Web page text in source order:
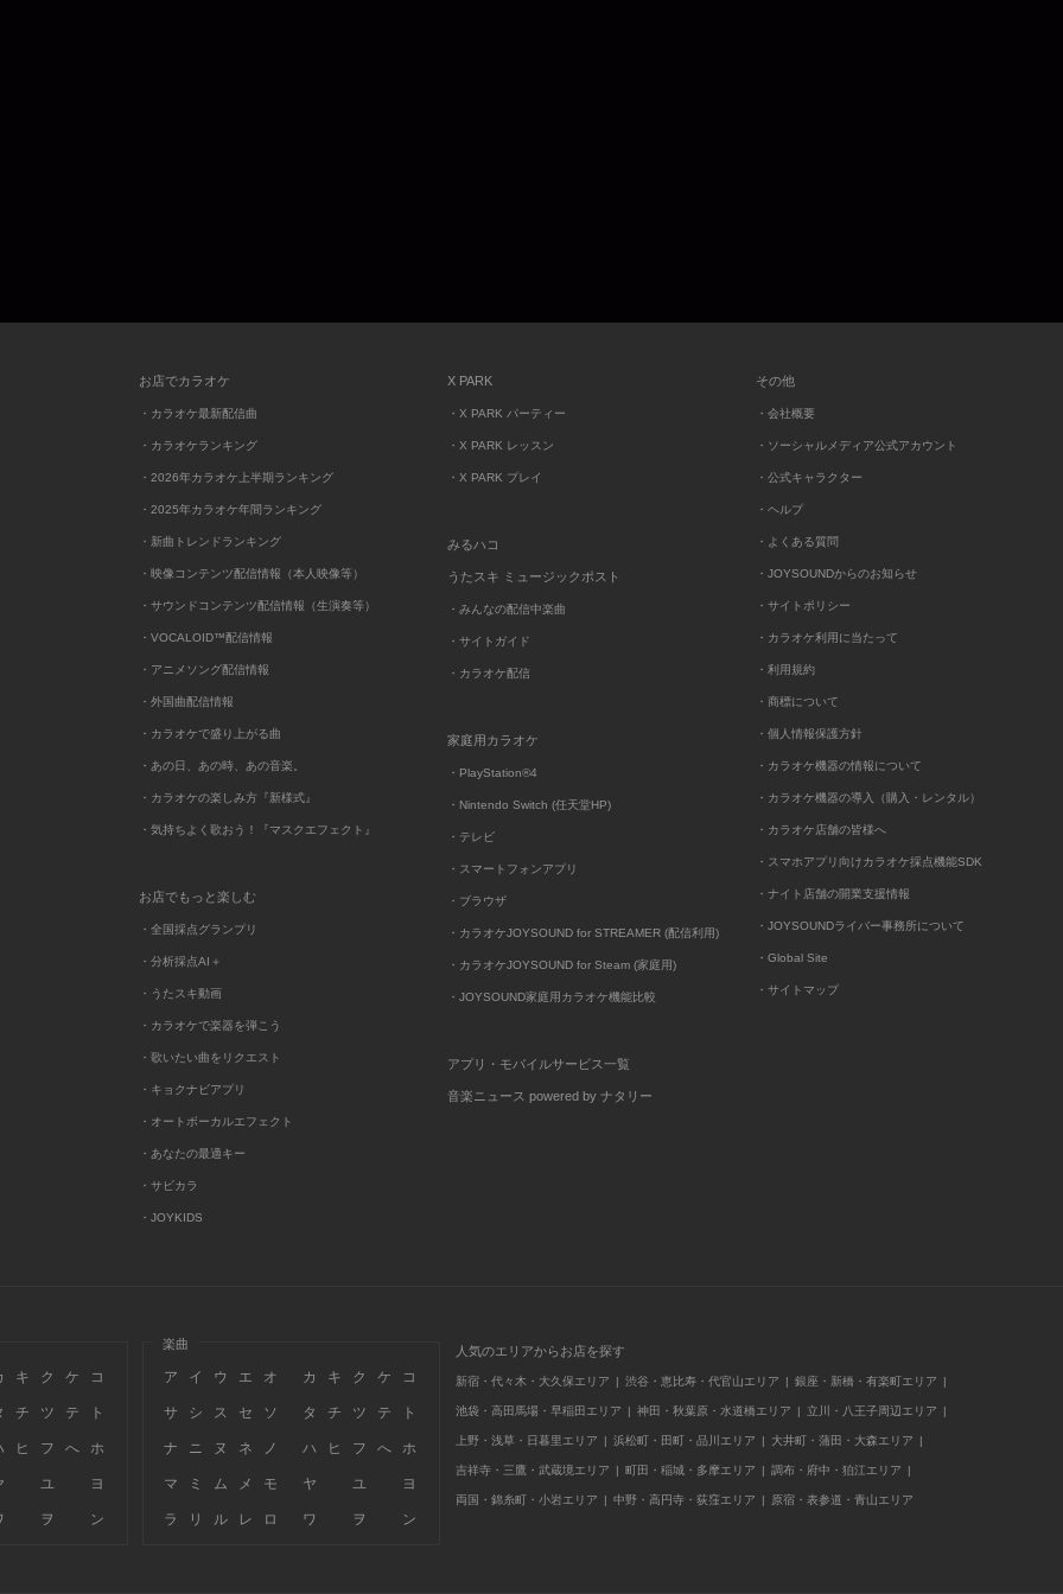
お店でカラオケ
・カラオケ最新配信曲
・カラオケランキング
・2026年カラオケ上半期ランキング
・2025年カラオケ年間ランキング
・新曲トレンドランキング
・映像コンテンツ配信情報（本人映像等）
・サウンドコンテンツ配信情報（生演奏等）
・VOCALOID™配信情報
・アニメソング配信情報
・外国曲配信情報
・カラオケで盛り上がる曲
・あの日、あの時、あの音楽。
・カラオケの楽しみ方『新様式』
・気持ちよく歌おう！『マスクエフェクト』
お店でもっと楽しむ
・全国採点グランプリ
・分析採点AI＋
・うたスキ動画
・カラオケで楽器を弾こう
・歌いたい曲をリクエスト
・キョクナビアプリ
・オートボーカルエフェクト
・あなたの最適キー
・サビカラ
・JOYKIDS
X PARK
・X PARK パーティー
・X PARK レッスン
・X PARK プレイ
みるハコ
うたスキ ミュージックポスト
・みんなの配信中楽曲
・サイトガイド
・カラオケ配信
家庭用カラオケ
・PlayStation®4
・Nintendo Switch (任天堂HP)
・テレビ
・スマートフォンアプリ
・ブラウザ
・カラオケJOYSOUND for STREAMER (配信利用)
・カラオケJOYSOUND for Steam (家庭用)
・JOYSOUND家庭用カラオケ機能比較
アプリ・モバイルサービス一覧
音楽ニュース powered by ナタリー
その他
・会社概要
・ソーシャルメディア公式アカウント
・公式キャラクター
・ヘルプ
・よくある質問
・JOYSOUNDからのお知らせ
・サイトポリシー
・カラオケ利用に当たって
・利用規約
・商標について
・個人情報保護方針
・カラオケ機器の情報について
・カラオケ機器の導入（購入・レンタル）
・カラオケ店舗の皆様へ
・スマホアプリ向けカラオケ採点機能SDK
・ナイト店舗の開業支援情報
・JOYSOUNDライバー事務所について
・Global Site
・サイトマップ
キ ク ケ コ
チ ツ テ ト
ヒ フ へ ホ
ユ ヨ
ヲ ン
楽曲
ア イ ウ エ オ カ キ ク ケ コ
サ シ ス セ ソ タ チ ツ テ ト
ナ ニ ヌ ネ ノ ハ ヒ フ へ ホ
マ ミ ム メ モ ヤ ユ ヨ
ラ リ ル レ ロ ワ ヲ ン
人気のエリアからお店を探す
新宿・代々木・大久保エリア 渋谷・恵比寿・代官山エリア 銀座・新橋・有楽町エリア
池袋・高田馬場・早稲田エリア 神田・秋葉原・水道橋エリア 立川・八王子周辺エリア
上野・浅草・日暮里エリア 浜松町・田町・品川エリア 大井町・蒲田・大森エリア
吉祥寺・三鷹・武蔵境エリア 町田・稲城・多摩エリア 調布・府中・狛江エリア
両国・錦糸町・小岩エリア 中野・高円寺・荻窪エリア 原宿・表参道・青山エリア